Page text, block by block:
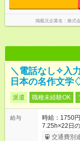
掲載元企業名 株式
＼電話なし✧入
日本の名作文学
派遣 職種未経験OK
給与
時給：1750
7.25h×22日
交通費別